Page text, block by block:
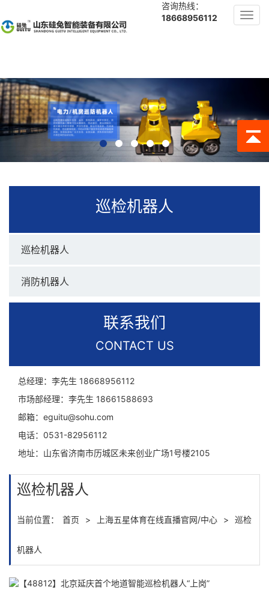
咨询热线：
18668956112
巡检机器人
巡检机器人
消防机器人
联系我们
CONTACT US
总经理：李先生 18668956112
市场部经理：李先生 18661588693
邮箱： eguitu@sohu.com
电话： 0531-82956112
地址： 山东省济南市历城区未来创业广场1号楼2105
巡检机器人
当前位置： 首页 > 上海五星体育在线直播官网/中心 > 巡检
机器人